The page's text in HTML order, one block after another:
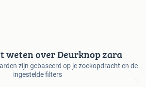
weten over Deurknop zara
zijn gebaseerd op je zoekopdracht en de
ingestelde filters